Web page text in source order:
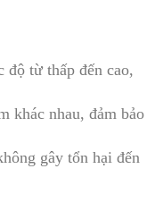
độ từ thấp đến cao,
khác nhau, đảm bảo
gây tổn hại đến